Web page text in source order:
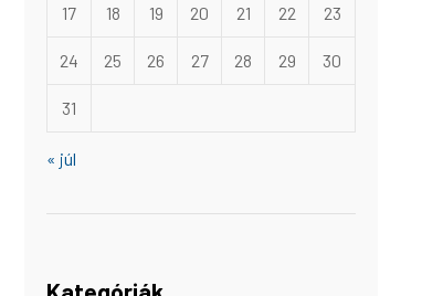
17 18 19 20 21 22 23
24 25 26 27 28 29 30
31
« júl